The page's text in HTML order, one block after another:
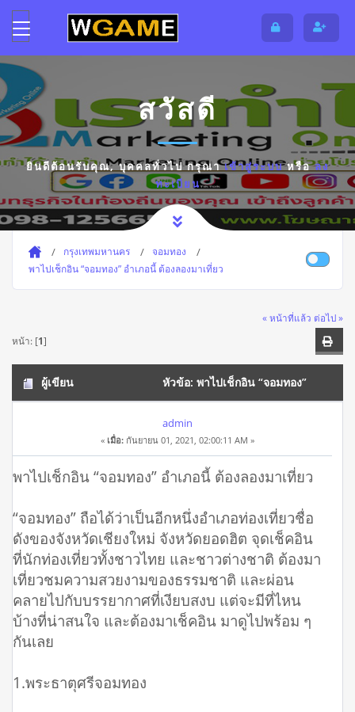
สวัสดี
ยินดีต้อนรับคุณ,บุคคลทั่วไปกรุณาเข้าสู่ระบบหรือลง
ทะเบียน
กรุงเทพมหานคร
จอมทอง
พาไปเช็กอิน “จอมทอง” อำเภอนี้ ต้องลองมาเที่ยว
« หน้าที่แล้ว ต่อไป »
หน้า: [1]
ผู้เขียน หัวข้อ: พาไปเช็กอิน “จอมทอง”
อำเภอนี้ ต้องลองมาเที่ยว (อ่าน 13411 ครั้ง)
admin
« เมื่อ: กันยายน 01, 2021, 02:00:11 AM »
พาไปเช็กอิน “จอมทอง” อำเภอนี้ ต้องลองมาเที่ยว
“จอมทอง” ถือได้ว่าเป็นอีกหนึ่งอำเภอท่องเที่ยวชื่อ
ดังของจังหวัดเชียงใหม่ จังหวัดยอดฮิต จุดเช็คอิน
ที่นักท่องเที่ยวทั้งชาวไทย และชาวต่างชาติ ต้องมา
เที่ยวชมความสวยงามของธรรมชาติ และผ่อน
คลายไปกับบรรยากาศที่เงียบสงบ แต่จะมีที่ไหน
บ้างที่น่าสนใจ และต้องมาเช็คอิน มาดูไปพร้อม ๆ
กันเลย
1.พระธาตุศรีจอมทอง